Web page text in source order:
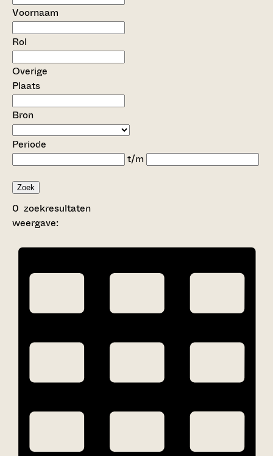
Voornaam
Rol
Overige
Plaats
Bron
Periode
t/m
Zoek
0 zoekresultaten
weergave: